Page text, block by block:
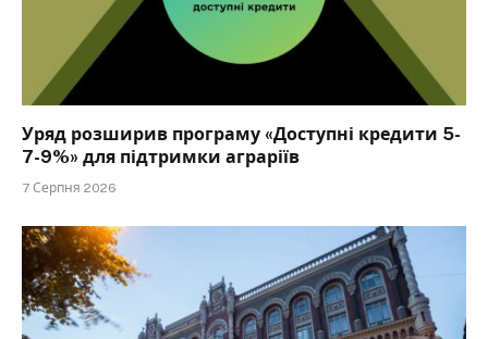
Уряд розширив програму «Доступні кредити 5-
7-9%» для підтримки аграріїв
7 Серпня 2026